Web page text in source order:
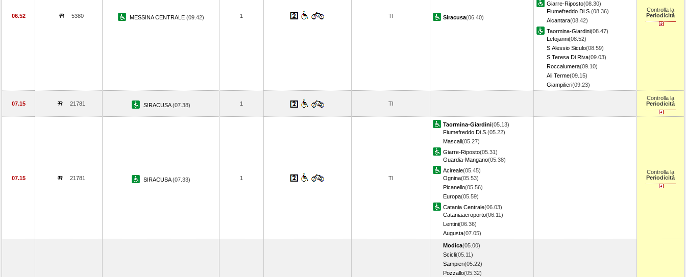
06.52 5380 MESSINA CENTRALE (09.42) 1 TI Siracusa(06.40)
Giarre-Riposto(08.30)
Fiumefreddo Di S. (08.36)
Alcantara(08.42)
Taormina-Giardini(08.47)
Letojanni(08.52)
S.Alessio Siculo(08.59)
S.Teresa Di Riva(09.03)
Roccalumera(09.10)
Ali Terme(09.15)
Giampilieri(09.23)
Controlla la
Periodicità
07.15 21781 SIRACUSA(07.38) 1 TI
Controlla la
Periodicità
07.15 21781 SIRACUSA(07.33) 1 TI
Taormina-Giardini(05.13)
Fiumefreddo Di S. (05.22)
Mascali(05.27)
Giarre-Riposto(05.31)
Guardia-Mangano(05.38)
Acireale(05.45)
Ognina(05.53)
Picanello(05.56)
Europa(05.59)
Catania Centrale(06.03)
Cataniaaeroporto(06.11)
Lentini(06.36)
Augusta(07.05)
Controlla la
Periodicità
Modica(05.00)
Scicli(05.11)
Sampieri(05.22)
Pozzallo(05.32)